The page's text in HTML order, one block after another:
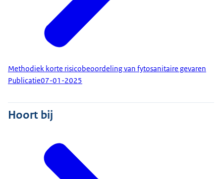
Methodiek korte risicobeoordeling van fytosanitaire gevaren
Publicatie07-01-2025
Hoort bij